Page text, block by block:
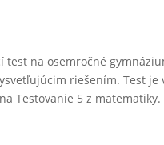
test na osemročné
riešením. Test je
Testovanie 5 z matematiky.